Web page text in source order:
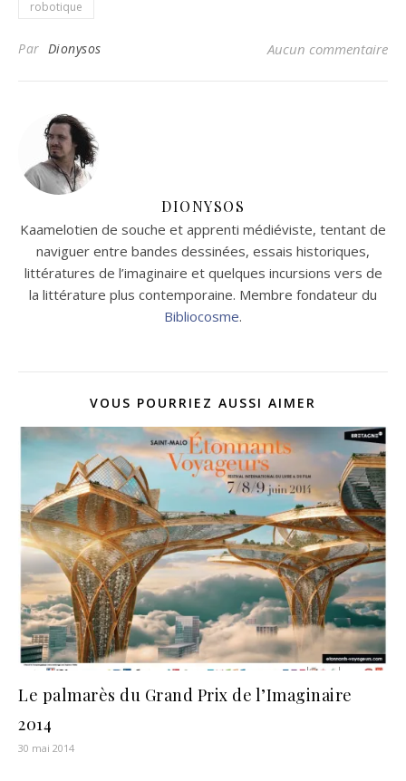
robotique
Par Dionysos Aucun commentaire
DIONYSOS
Kaamelotien de souche et apprenti médiéviste, tentant de
naviguer entre bandes dessinées, essais historiques,
littératures de l’imaginaire et quelques incursions vers de
la littérature plus contemporaine. Membre fondateur du
Bibliocosme.
VOUS POURRIEZ AUSSI AIMER
Le palmarès du Grand Prix de l’Imaginaire
2014
30 mai 2014